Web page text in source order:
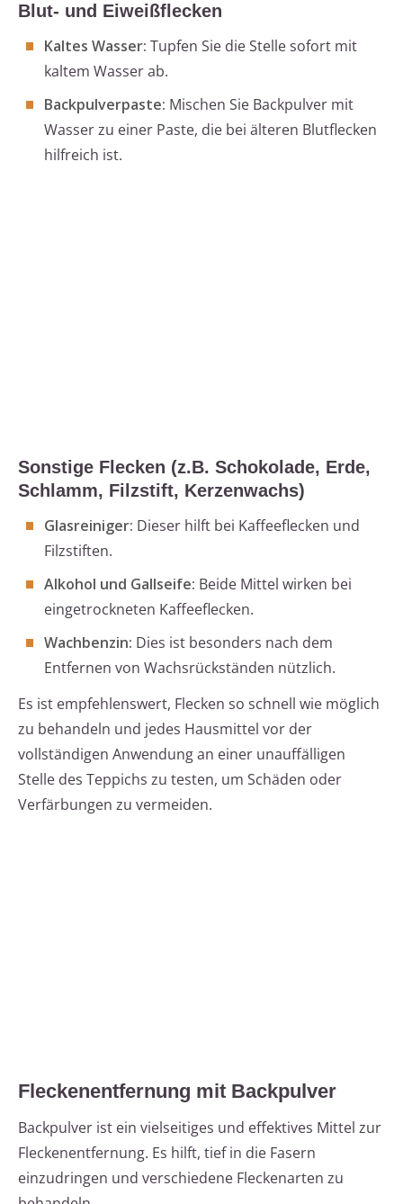
Blut- und Eiweißflecken
Kaltes Wasser: Tupfen Sie die Stelle sofort mit
kaltem Wasser ab.
Backpulverpaste: Mischen Sie Backpulver mit
Wasser zu einer Paste, die bei älteren Blutflecken
hilfreich ist.
Sonstige Flecken (z.B. Schokolade, Erde,
Schlamm, Filzstift, Kerzenwachs)
Glasreiniger: Dieser hilft bei Kaffeeflecken und
Filzstiften.
Alkohol und Gallseife: Beide Mittel wirken bei
eingetrockneten Kaffeeflecken.
Wachbenzin: Dies ist besonders nach dem
Entfernen von Wachsrückständen nützlich.
Es ist empfehlenswert, Flecken so schnell wie möglich
zu behandeln und jedes Hausmittel vor der
vollständigen Anwendung an einer unauffälligen
Stelle des Teppichs zu testen, um Schäden oder
Verfärbungen zu vermeiden.
Fleckenentfernung mit Backpulver
Backpulver ist ein vielseitiges und effektives Mittel zur
Fleckenentfernung. Es hilft, tief in die Fasern
einzudringen und verschiedene Fleckenarten zu